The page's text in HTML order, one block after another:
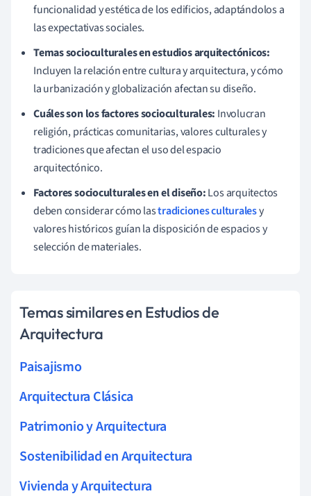
funcionalidad y estética de los edificios, adaptándolos a
las expectativas sociales.
Temas socioculturales en estudios arquitectónicos:
Incluyen la relación entre cultura y arquitectura, y cómo
la urbanización y globalización afectan su diseño.
Cuáles son los factores socioculturales: Involucran
religión, prácticas comunitarias, valores culturales y
tradiciones que afectan el uso del espacio
arquitectónico.
Factores socioculturales en el diseño:Los arquitectos
deben considerar cómo lastradiciones culturalesy
valores históricos guían la disposición de espacios y
selección de materiales.
Temas similares en Estudios de
Arquitectura
Paisajismo
Arquitectura Clásica
Patrimonio y Arquitectura
Sostenibilidad en Arquitectura
Vivienda y Arquitectura